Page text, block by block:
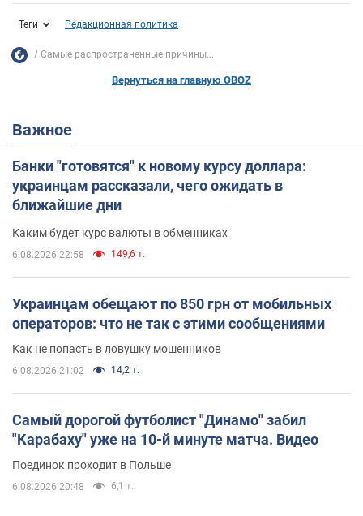
Теги Редакционная политика
Самые распространенные причины...
Вернуться на главную OBOZ
Важное
Банки "готовятся" к новому курсу доллара:
украинцам рассказали, чего ожидать в
ближайшие дни
Каким будет курс валюты в обменниках
6.08.2026 22:58 149,6 т.
Украинцам обещают по 850 грн от мобильных
операторов: что не так с этими сообщениями
Как не попасть в ловушку мошенников
6.08.2026 21:02 14,2 т.
Самый дорогой футболист "Динамо" забил
"Карабаху" уже на 10-й минуте матча. Видео
Поединок проходит в Польше
6.08.2026 20:48 6,1 т.